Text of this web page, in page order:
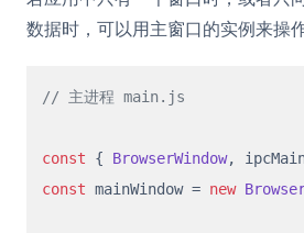
数据时，可以用主窗口的实例来操作
// 主进程 main.js
const { BrowserWindow,
const mainWindow = new